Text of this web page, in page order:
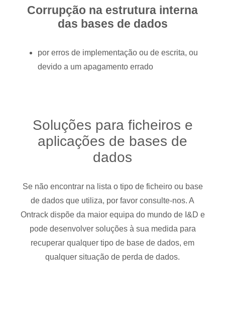
Corrupção na estrutura interna
das bases de dados
por erros de implementação ou de escrita, ou
devido a um apagamento errado
Soluções para ficheiros e
aplicações de bases de
dados
Se não encontrar na lista o tipo de ficheiro ou base
de dados que utiliza, por favor consulte-nos. A
Ontrack dispõe da maior equipa do mundo de I&D e
pode desenvolver soluções à sua medida para
recuperar qualquer tipo de base de dados, em
qualquer situação de perda de dados.